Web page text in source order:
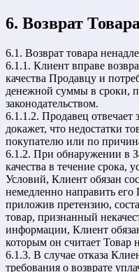
6. Возврат Товара
6.1. Возврат товара
6.1.1. Клиент вправе
качества Продавцу и
денежной суммы в сроки,
законодательством.
6.1.1.2. Продавец отвечает
докажет, что недостатки
покупателю или по
6.1.2. При обнаружении в
качества в течение срока,
Условий, Клиент обязан
немедленно направить
приложив претензию,
товар, признанный
информации, Клиент
которым он считает Товар
6.1.3. В случае отказа
требования о возврате